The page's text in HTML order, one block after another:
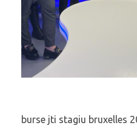
burse jti stagiu bruxelles